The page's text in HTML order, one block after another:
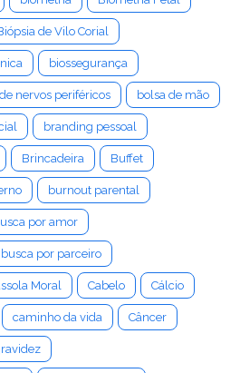
de Vilo Corial
biossegurança
nervos periféricos bolsa de mão
branding pessoal
Brincadeira Buffet
burnout parental
por amor
busca por parceiro
Moral Cabelo Cálcio
caminho da vida Câncer